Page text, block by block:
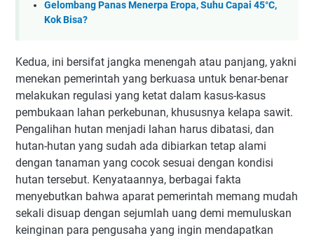
Gelombang Panas Menerpa Eropa, Suhu Capai 45°C,
Kok Bisa?
Kedua, ini bersifat jangka menengah atau panjang, yakni
menekan pemerintah yang berkuasa untuk benar-benar
melakukan regulasi yang ketat dalam kasus-kasus
pembukaan lahan perkebunan, khususnya kelapa sawit.
Pengalihan hutan menjadi lahan harus dibatasi, dan
hutan-hutan yang sudah ada dibiarkan tetap alami
dengan tanaman yang cocok sesuai dengan kondisi
hutan tersebut. Kenyataannya, berbagai fakta
menyebutkan bahwa aparat pemerintah memang mudah
sekali disuap dengan sejumlah uang demi memuluskan
keinginan para pengusaha yang ingin mendapatkan